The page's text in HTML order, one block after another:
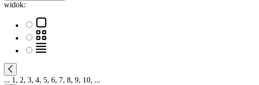
widok:
... 1 , 2, 3, 4, 5, 6, 7, 8, 9, 10, ...